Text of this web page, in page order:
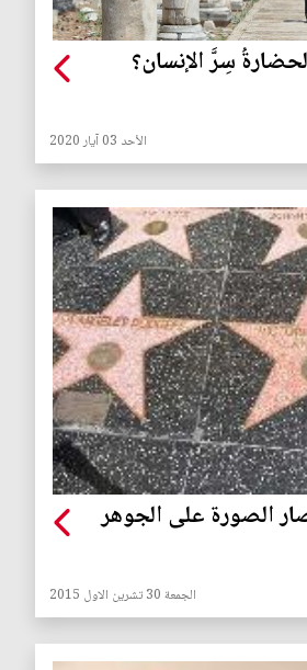
سِرَّ الإنسان؟
الأحد 03 آيار 2020
الصورة على الجوهر
الجمعة 30 تشرين الاول 2015